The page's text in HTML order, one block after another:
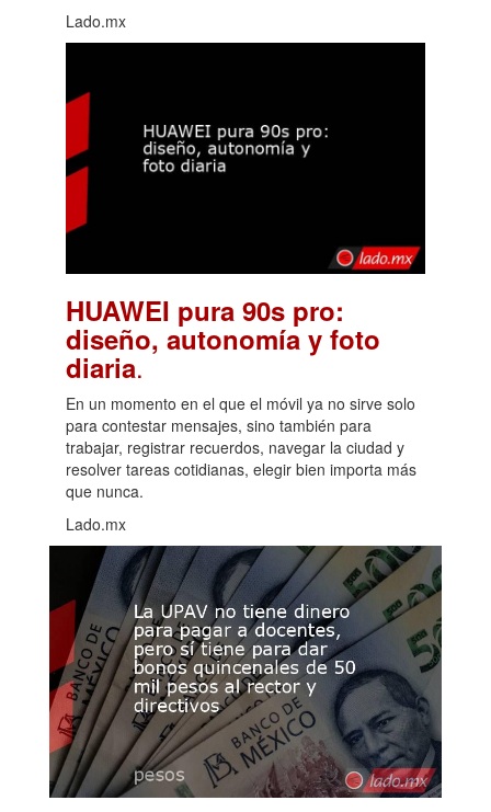
Lado.mx
HUAWEI pura 90s pro:
diseño, autonomía y foto
diaria.
En un momento en el que el móvil ya no sirve solo
para contestar mensajes, sino también para
trabajar, registrar recuerdos, navegar la ciudad y
resolver tareas cotidianas, elegir bien importa más
que nunca.
Lado.mx